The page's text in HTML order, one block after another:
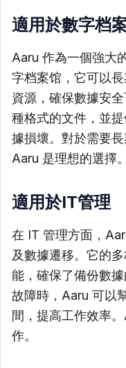
適用於數字档
Aaru 作為一個強大
字档案馆，它可以
資源，確保數據安
種格式的文件，並
據損壞。對於需要
Aaru 是理想的選擇。
適用於IT管理
在 IT 管理方面，
及數據遷移。它的
能，確保了備份數
故障時，Aaru 可以
間，提高工作效率
作。